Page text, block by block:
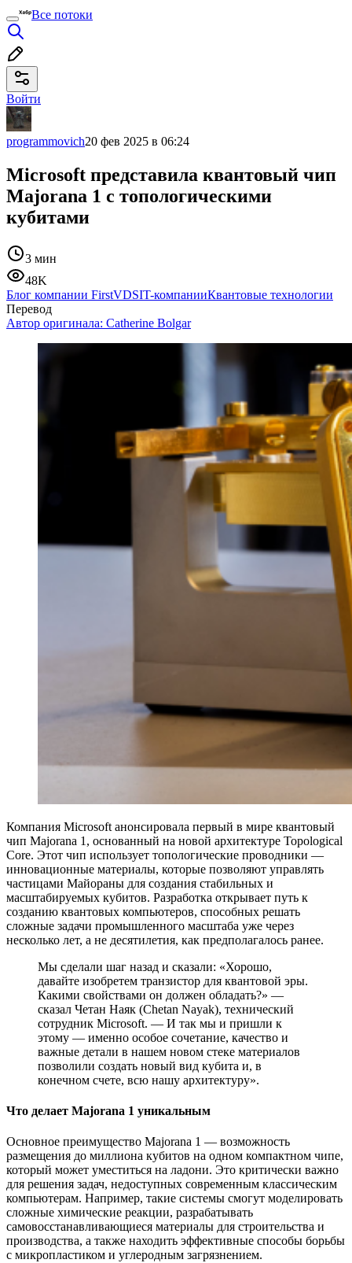
Все потоки
Войти
programmovich20 фев 2025 в 06:24
Microsoft представила квантовый чип
Majorana 1 с топологическими
кубитами
3 мин
48K
Блог компании FirstVDSIT-компанииКвантовые технологии
Перевод
Автор оригинала: Catherine Bolgar
Компания Microsoft анонсировала первый в мире квантовый
чип Majorana 1, основанный на новой архитектуре Topological
Core. Этот чип использует топологические проводники —
инновационные материалы, которые позволяют управлять
частицами Майораны для создания стабильных и
масштабируемых кубитов. Разработка открывает путь к
созданию квантовых компьютеров, способных решать
сложные задачи промышленного масштаба уже через
несколько лет, а не десятилетия, как предполагалось ранее.
Мы сделали шаг назад и сказали: «Хорошо,
давайте изобретем транзистор для квантовой эры.
Какими свойствами он должен обладать?» —
сказал Четан Наяк (Chetan Nayak), технический
сотрудник Microsoft. — И так мы и пришли к
этому — именно особое сочетание, качество и
важные детали в нашем новом стеке материалов
позволили создать новый вид кубита и, в
конечном счете, всю нашу архитектуру».
Что делает Majorana 1 уникальным
Основное преимущество Majorana 1 — возможность
размещения до миллиона кубитов на одном компактном чипе,
который может уместиться на ладони. Это критически важно
для решения задач, недоступных современным классическим
компьютерам. Например, такие системы смогут моделировать
сложные химические реакции, разрабатывать
самовосстанавливающиеся материалы для строительства и
производства, а также находить эффективные способы борьбы
с микропластиком и углеродным загрязнением.